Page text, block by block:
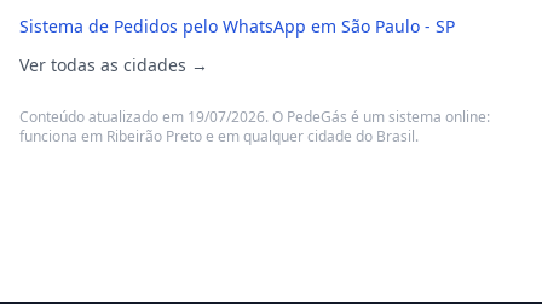
Sistema de Pedidos pelo WhatsApp em São Paulo - SP
Ver todas as cidades →
Conteúdo atualizado em 19/07/2026. O PedeGás é um sistema online:
funciona em Ribeirão Preto e em qualquer cidade do Brasil.